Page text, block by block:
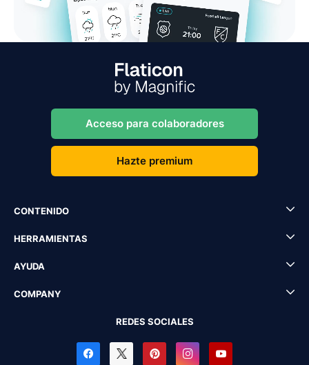
Acceso para colaboradores
Hazte premium
CONTENIDO
HERRAMIENTAS
AYUDA
COMPANY
REDES SOCIALES